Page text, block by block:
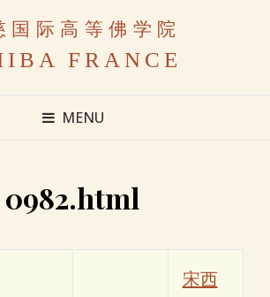
国际高等佛学院
FRANCE
MENU
0982.html
宋西